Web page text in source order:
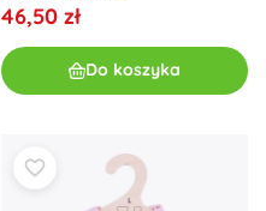
46,50 zł
Do koszyka